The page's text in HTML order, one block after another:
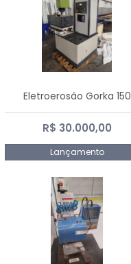
Eletroerosão Gorka 150
R$ 30.000,00
Lançamento